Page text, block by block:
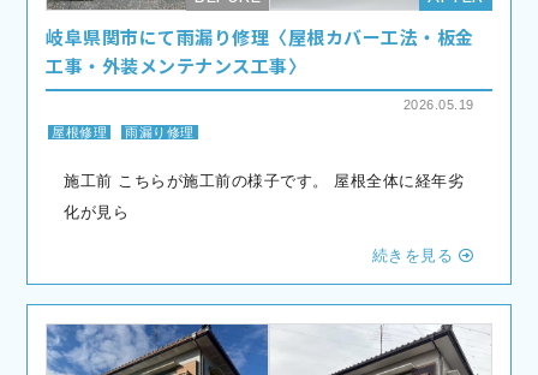
岐阜県関市にて雨漏り修理〈屋根カバー工法・板金
工事・外装メンテナンス工事〉
2026.05.19
屋根修理
雨漏り修理
施工前 こちらが施工前の様子です。 屋根全体に経年劣
化が見ら
続きを見る